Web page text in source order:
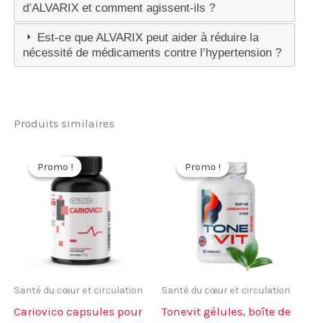
d’ALVARIX et comment agissent-ils ?
Est-ce que ALVARIX peut aider à réduire la
nécessité de médicaments contre l’hypertension ?
Produits similaires
Promo !
Promo !
Santé du cœur et circulation
Cariovico capsules pour
Promo !
Promo !
Santé du cœur et circulation
Tonevit gélules, boîte de